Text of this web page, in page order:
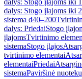
dalys: Stogo įlajoms iki
dalys: Stogo įlajoms iki
sistema d40–200
dalys: PriedaiStogo
įlajomsTvirtinimo
sistemaStogo įlajos
tvirtinimo elementai
elementaiPriedai
sistemaPaviršinė